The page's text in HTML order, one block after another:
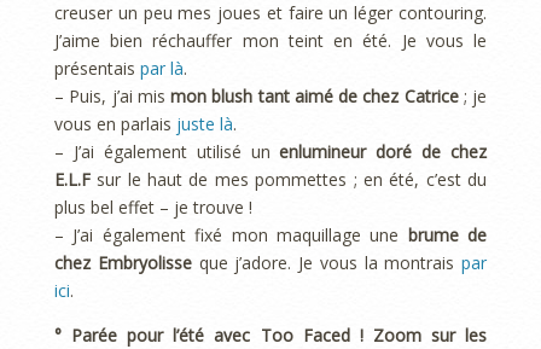
creuser un peu mes joues et faire un léger contouring.
J’aime bien réchauffer mon teint en été. Je vous le
présentais par là.
– Puis, j’ai mis mon blush tant aimé de chez Catrice; je
vous en parlais juste là.
– J’ai également utilisé unenlumineur doré de chez
E.L.F sur le haut de mes pommettes ; en été, c’est du
plus bel effet – je trouve !
– J’ai également fixé mon maquillage une brume de
chez Embryolisseque j’adore. Je vous la montrais par
ici.
° Parée pour l’été avec Too Faced ! Zoom sur les